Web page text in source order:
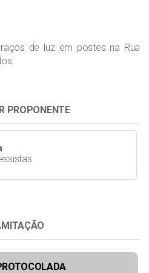
de luz em postes na Rua
PROPONENTE